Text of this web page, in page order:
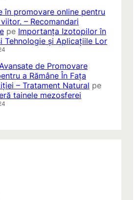
în promovare online pentru
– Recomandari
pe Importanța Izotopilor în
Tehnologie și Aplicațiile Lor
de Promovare
a Rămâne În Fața
– Tratament Natural pe
tainele mezosferei